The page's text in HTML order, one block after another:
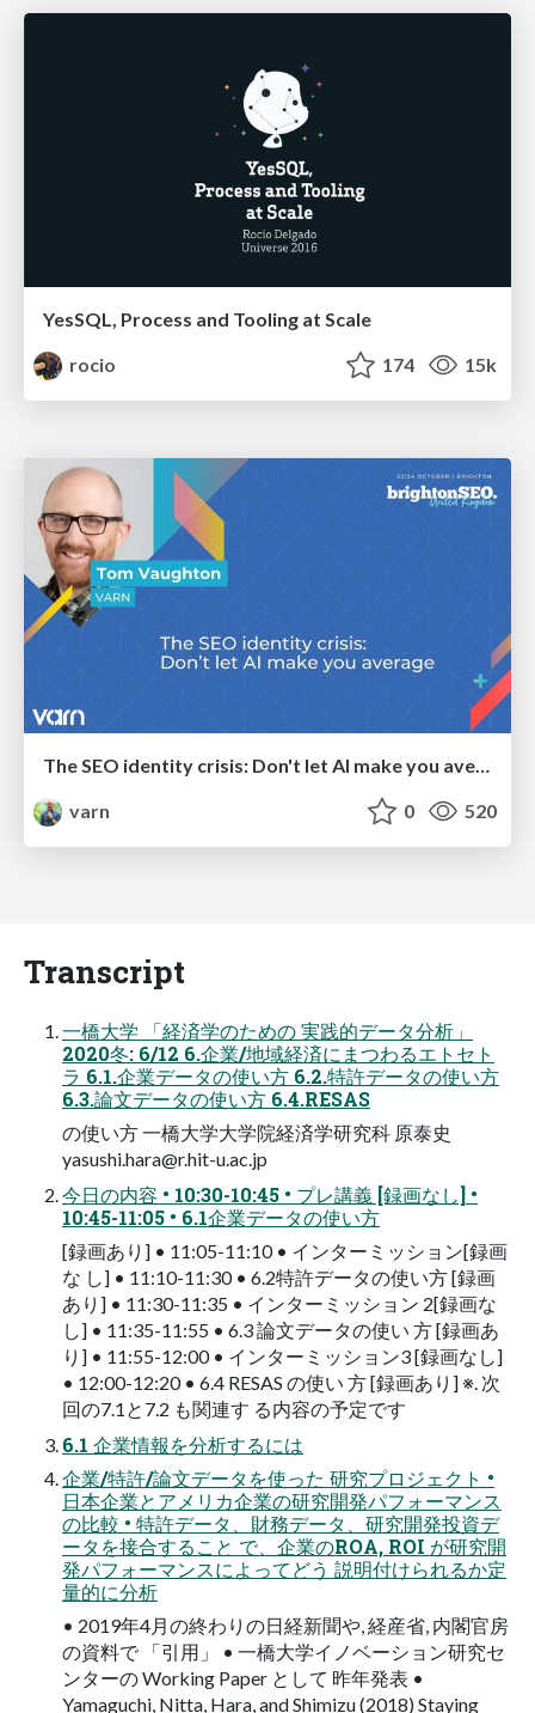
YesSQL, Process and Tooling at Scale
rocio
174 15k
varn
0 520
Transcript
一橋大学 「経済学のための 実践的データ分析」
2020冬: 6/12 6.企業/地域経済にまつわるエトセト
ラ 6.1.企業データの使い方 6.2.特許データの使い方
6.3.論文データの使い方 6.4.RESAS
の使い方 一橋大学大学院経済学研究科 原泰史
yasushi.hara@r.hit-u.ac.jp
今日の内容 • 10:30-10:45 • プレ講義 [録画なし] •
10:45-11:05 • 6.1企業データの使い方
[録画あり] • 11:05-11:10 • インターミッション[録画
な し] • 11:10-11:30 • 6.2特許データの使い方 [録画
あり] • 11:30-11:35 • インターミッション 2[録画な
し] • 11:35-11:55 • 6.3 論文データの使い 方 [録画あ
り] • 11:55-12:00 • インターミッション3 [録画なし]
• 12:00-12:20 • 6.4 RESAS の使い 方 [録画あり] ※. 次
回の7.1と7.2 も関連す る内容の予定です
6.1 企業情報を分析するには
企業/特許/論文データを使った 研究プロジェクト •
日本企業とアメリカ企業の研究開発パフォーマンス
の比較 • 特許データ、財務データ、研究開発投資デ
ータを接合すること で、企業のROA, ROI が研究開
発パフォーマンスによってどう 説明付けられるか定
量的に分析
• 2019年4月の終わりの日経新聞や, 経産省, 内閣官房
の資料で 「引用」 • 一橋大学イノベーション研究セ
ンターの Working Paper として 昨年発表 •
Yamaguchi, Nitta, Hara, and Shimizu (2018) Staying